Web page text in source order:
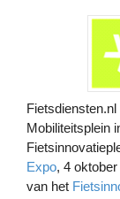
Mobiliteitsplein
Expo, 4
van het